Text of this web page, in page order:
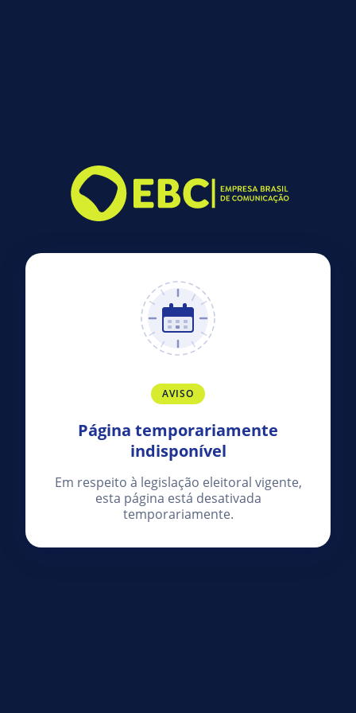
AVISO
Página temporariamente
indisponível
Em respeito à legislação eleitoral vigente,
esta página está desativada
temporariamente.